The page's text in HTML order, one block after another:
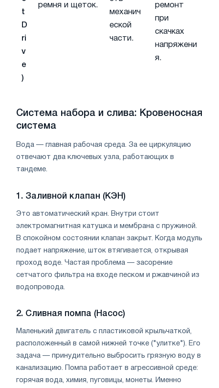
t
D
ri
v
e
)
ремня и щеток.
механич
еской
части.
ремонт
при
скачках
напряжени
я.
Система набора и слива: Кровеносная
система
Вода — главная рабочая среда. За ее циркуляцию
отвечают два ключевых узла, работающих в
тандеме.
1. Заливной клапан (КЭН)
Это автоматический кран. Внутри стоит
электромагнитная катушка и мембрана с пружиной.
В спокойном состоянии клапан закрыт. Когда модуль
подает напряжение, шток втягивается, открывая
проход воде. Частая проблема — засорение
сетчатого фильтра на входе песком и ржавчиной из
водопровода.
2. Сливная помпа (Насос)
Маленький двигатель с пластиковой крыльчаткой,
расположенный в самой нижней точке ("улитке"). Его
задача — принудительно выбросить грязную воду в
канализацию. Помпа работает в агрессивной среде:
горячая вода, химия, пуговицы, монеты. Именно